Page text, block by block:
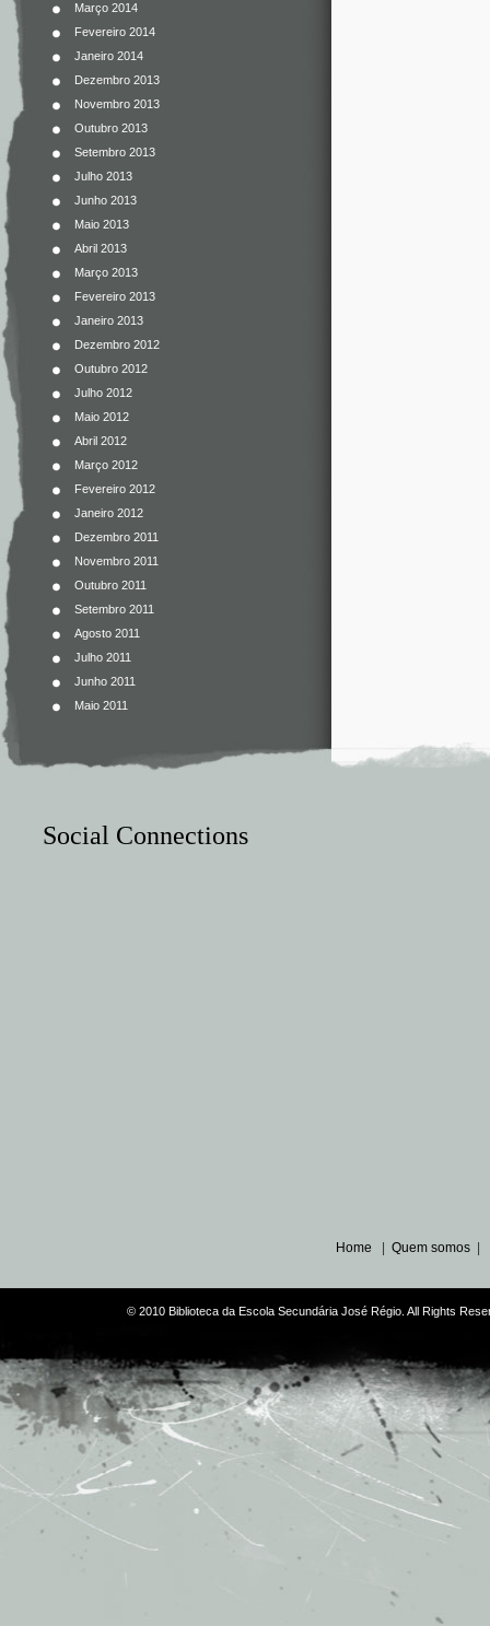
Março 2014
Fevereiro 2014
Janeiro 2014
Dezembro 2013
Novembro 2013
Outubro 2013
Setembro 2013
Julho 2013
Junho 2013
Maio 2013
Abril 2013
Março 2013
Fevereiro 2013
Janeiro 2013
Dezembro 2012
Outubro 2012
Julho 2012
Maio 2012
Abril 2012
Março 2012
Fevereiro 2012
Janeiro 2012
Dezembro 2011
Novembro 2011
Outubro 2011
Setembro 2011
Agosto 2011
Julho 2011
Junho 2011
Maio 2011
Social Connections
Home Quem somos
© 2010 Biblioteca da Escola Secundária José Régio. All Rights